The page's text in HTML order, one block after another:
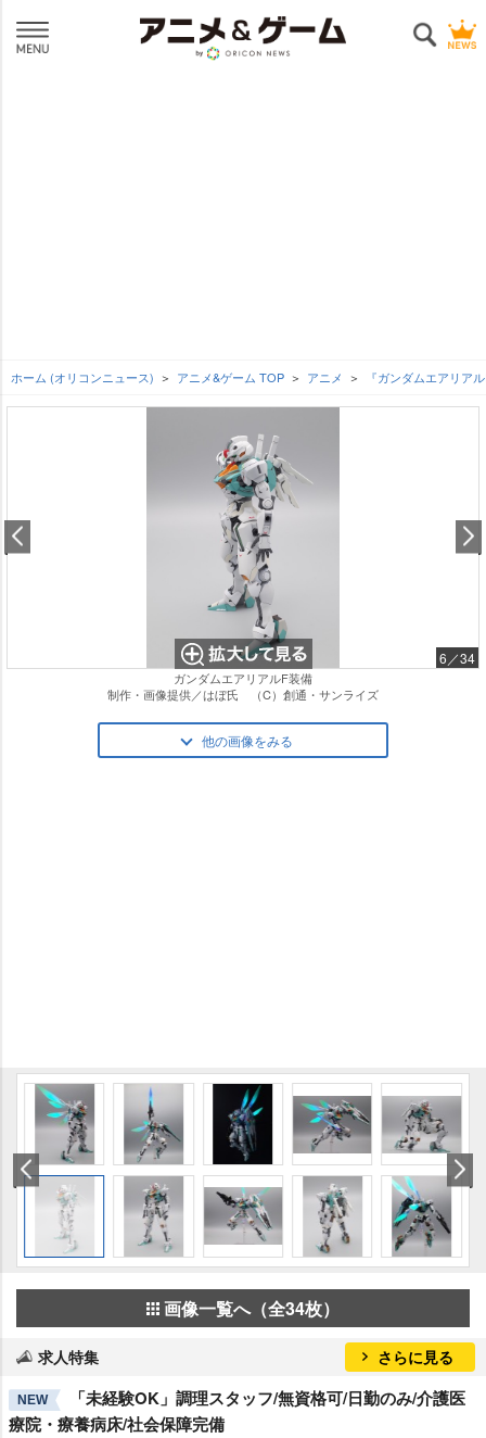
ホーム (オリコンニュース) アニメ&ゲーム TOP アニメ 『ガンダムエアリア
6／34
ガンダムエアリアルF装備
制作・画像提供／はぼ氏 （C）創通・サンライズ
他の画像をみる
画像一覧へ（全34枚）
求人特集 さらに見る
NEW
「未経験OK」調理スタッフ/無資格可/日勤のみ/介護医
療院・療養病床/社会保障完備